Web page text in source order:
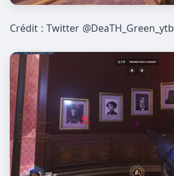
Crédit : Twitter @DeaTH_Green_ytb